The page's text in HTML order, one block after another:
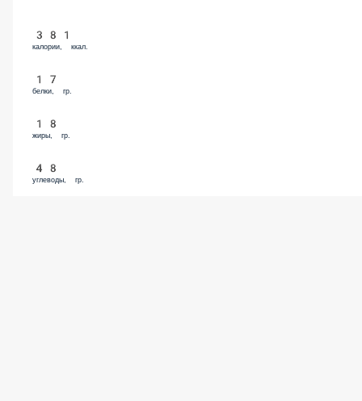
381
калории, ккал.
17
белки, гр.
18
жиры, гр.
48
углеводы, гр.